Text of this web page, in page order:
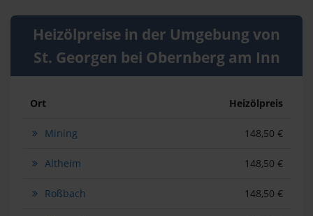
Heizölpreise in der Umgebung von
St. Georgen bei Obernberg am Inn
Ort Heizölpreis
Mining 148,50 €
Altheim 148,50 €
Roßbach 148,50 €